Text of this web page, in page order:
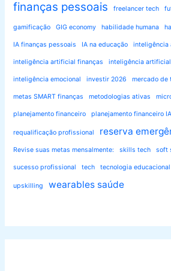
finanças pessoais freelancer tech
gamificação GIG economy habilidade humana
IA finanças pessoais IA na educação inteligência
inteligência artificial finanças inteligência
inteligência emocional investir 2026 mercado de
metas SMART finanças metodologias ativas
planejamento financeiro planejamento financeiro IA
requalificação profissional reserva
Revise suas metas mensalmente: skills tech soft
sucesso profissional tech tecnologia educacional
upskilling wearables saúde